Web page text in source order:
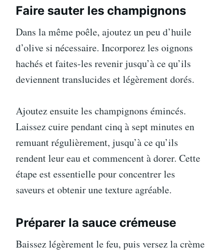
Faire sauter les champignons
Dans la même poêle, ajoutez un peu d’huile
d’olive si nécessaire. Incorporez les oignons
hachés et faites-les revenir jusqu’à ce qu’ils
deviennent translucides et légèrement dorés.
Ajoutez ensuite les champignons émincés.
Laissez cuire pendant cinq à sept minutes en
remuant régulièrement, jusqu’à ce qu’ils
rendent leur eau et commencent à dorer. Cette
étape est essentielle pour concentrer les
saveurs et obtenir une texture agréable.
Préparer la sauce crémeuse
Baissez légèrement le feu, puis versez la crème